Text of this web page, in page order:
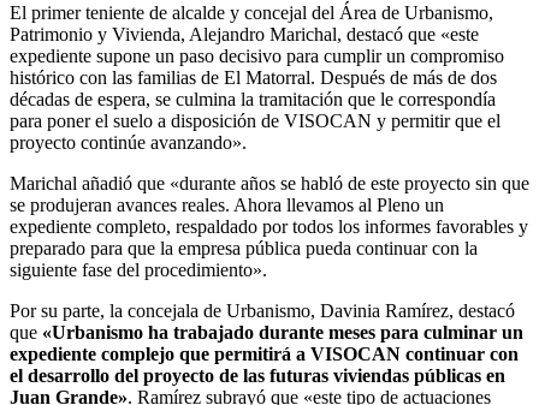
El primer teniente de alcalde y concejal del Área de Urbanismo,
Patrimonio y Vivienda, Alejandro Marichal, destacó que «este
expediente supone un paso decisivo para cumplir un compromiso
histórico con las familias de El Matorral. Después de más de dos
décadas de espera, se culmina la tramitación que le correspondía
para poner el suelo a disposición de VISOCAN y permitir que el
proyecto continúe avanzando».
Marichal añadió que «durante años se habló de este proyecto sin que
se produjeran avances reales. Ahora llevamos al Pleno un
expediente completo, respaldado por todos los informes favorables y
preparado para que la empresa pública pueda continuar con la
siguiente fase del procedimiento».
Por su parte, la concejala de Urbanismo, Davinia Ramírez, destacó
que «Urbanismo ha trabajado durante meses para culminar un
expediente complejo que permitirá a VISOCAN continuar con
el desarrollo del proyecto de las futuras viviendas públicas en
Juan Grande». Ramírez subrayó que «este tipo de actuaciones